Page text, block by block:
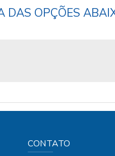
DAS OPÇÕES
CONTATO